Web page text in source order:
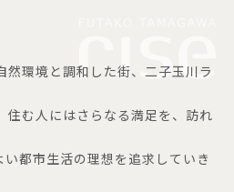
然環境と調和した街、二子玉川ラ
住む人にはさらなる満足を、訪れ
都市生活の理想を追求していき